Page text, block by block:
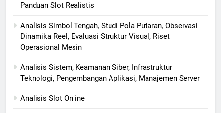
Panduan Slot Realistis
Analisis Simbol Tengah, Studi Pola Putaran, Observasi
Dinamika Reel, Evaluasi Struktur Visual, Riset
Operasional Mesin
Analisis Sistem, Keamanan Siber, Infrastruktur
Teknologi, Pengembangan Aplikasi, Manajemen Server
Analisis Slot Online